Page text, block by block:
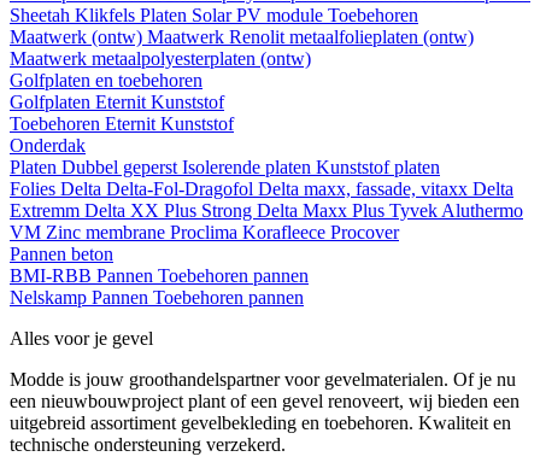
Sheetah Klikfels Platen Solar PV module Toebehoren
Maatwerk (ontw) Maatwerk Renolit metaalfolieplaten (ontw)
Maatwerk metaalpolyesterplaten (ontw)
Golfplaten en toebehoren
Golfplaten Eternit Kunststof
Toebehoren Eternit Kunststof
Onderdak
Platen Dubbel geperst Isolerende platen Kunststof platen
Folies Delta Delta-Fol-Dragofol Delta maxx, fassade, vitaxx Delta
Extremm Delta XX Plus Strong Delta Maxx Plus Tyvek Aluthermo
VM Zinc membrane Proclima Korafleece Procover
Pannen beton
BMI-RBB Pannen Toebehoren pannen
Nelskamp Pannen Toebehoren pannen
Alles voor je gevel
Modde is jouw groothandelspartner voor gevelmaterialen. Of je nu
een nieuwbouwproject plant of een gevel renoveert, wij bieden een
uitgebreid assortiment gevelbekleding en toebehoren. Kwaliteit en
technische ondersteuning verzekerd.